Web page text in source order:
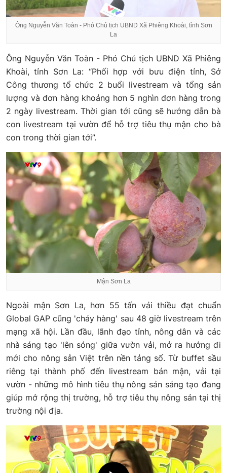
Ông Nguyễn Văn Toàn - Phó Chủ tịch UBND Xã Phiêng Khoài, tỉnh Sơn
La
Ông Nguyễn Văn Toàn - Phó Chủ tịch UBND Xã Phiêng
Khoài, tỉnh Sơn La: “Phối hợp với bưu điện tỉnh, Sở
Công thương tổ chức 2 buổi livestream và tổng sản
lượng và đơn hàng khoảng hơn 5 nghìn đơn hàng trong
2 ngày livestream. Thời gian tới cũng sẽ hướng dẫn bà
con livestream tại vườn để hỗ trợ tiêu thụ mận cho bà
con trong thời gian tới”.
Mận Sơn La
Ngoài mận Sơn La, hơn 55 tấn vải thiều đạt chuẩn
Global GAP cũng 'cháy hàng' sau 48 giờ livestream trên
mạng xã hội. Lần đầu, lãnh đạo tỉnh, nông dân và các
nhà sáng tạo 'lên sóng' giữa vườn vải, mở ra hướng đi
mới cho nông sản Việt trên nền tảng số. Từ buffet sầu
riêng tại thành phố đến livestream bán mận, vải tại
vườn - những mô hình tiêu thụ nông sản sáng tạo đang
giúp mở rộng thị trường, hỗ trợ tiêu thụ nông sản tại thị
trường nội địa.